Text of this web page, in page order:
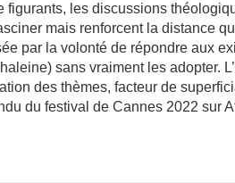
figurants, les discussions
mais renforcent la distance
par la volonté de répondre aux
sans vraiment les adopter.
des thèmes, facteur de
du festival de Cannes 2022 sur